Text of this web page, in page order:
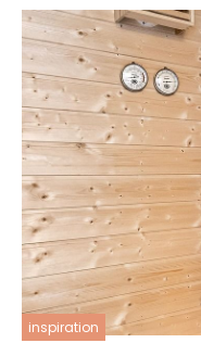
inspiration